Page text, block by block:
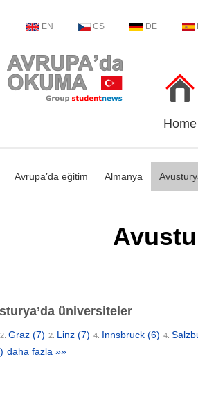
EN CS DE
Home
Avrupa’da eğitim Almanya
üniversiteler
2. Graz (7) 2. Linz (7) 4. Innsbruck (6) 4.
daha fazla »»